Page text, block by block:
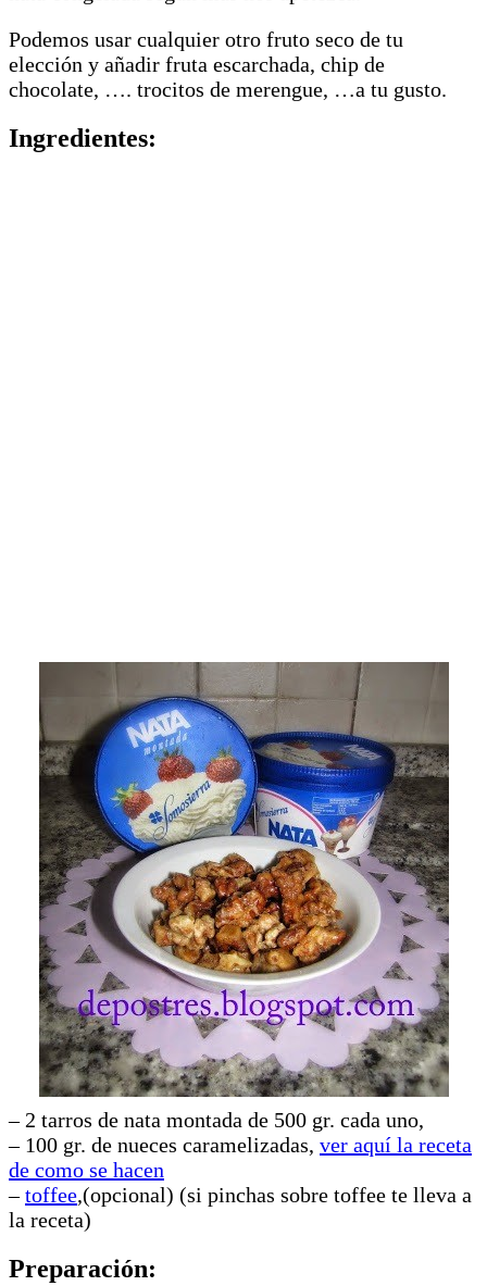
Podemos usar cualquier otro fruto seco de tu
elección y añadir fruta escarchada, chip de
chocolate, …. trocitos de merengue, …a tu gusto.
Ingredientes:
– 2 tarros de nata montada de 500 gr. cada uno,
– 100 gr. de nueces caramelizadas, ver aquí la receta
de como se hacen
–toffee,(opcional) (si pinchas sobre toffee te lleva a
la receta)
Preparación: